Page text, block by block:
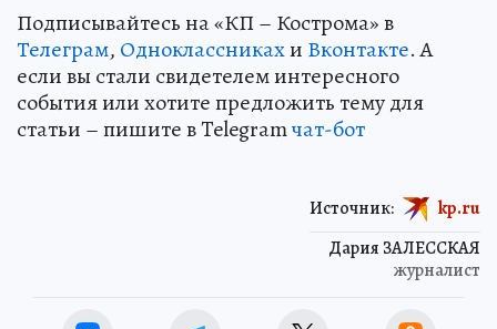
Подписывайтесь на «КП – Кострома» в
Телеграм, Одноклассникахи Вконтакте. А
если вы стали свидетелем интересного
события или хотите предложить тему для
статьи – пишите в Telegramчат-бот
Дария ЗАЛЕССКАЯ
журналист
Источник: kp.ru